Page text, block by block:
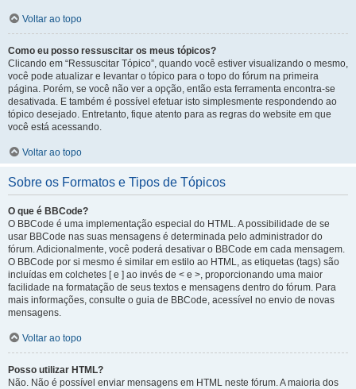
Voltar ao topo
Como eu posso ressuscitar os meus tópicos?
Clicando em “Ressuscitar Tópico”, quando você estiver visualizando o mesmo,
você pode atualizar e levantar o tópico para o topo do fórum na primeira
página. Porém, se você não ver a opção, então esta ferramenta encontra-se
desativada. E também é possível efetuar isto simplesmente respondendo ao
tópico desejado. Entretanto, fique atento para as regras do website em que
você está acessando.
Voltar ao topo
Sobre os Formatos e Tipos de Tópicos
O que é BBCode?
O BBCode é uma implementação especial do HTML. A possibilidade de se
usar BBCode nas suas mensagens é determinada pelo administrador do
fórum. Adicionalmente, você poderá desativar o BBCode em cada mensagem.
O BBCode por si mesmo é similar em estilo ao HTML, as etiquetas (tags) são
incluídas em colchetes [ e ] ao invés de < e >, proporcionando uma maior
facilidade na formatação de seus textos e mensagens dentro do fórum. Para
mais informações, consulte o guia de BBCode, acessível no envio de novas
mensagens.
Voltar ao topo
Posso utilizar HTML?
Não. Não é possível enviar mensagens em HTML neste fórum. A maioria dos